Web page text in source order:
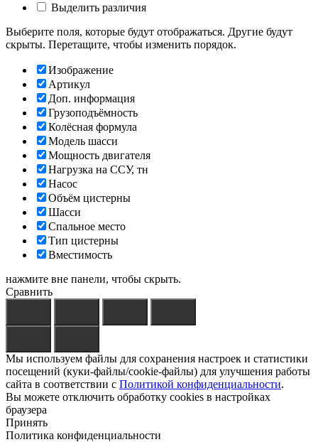
Выделить различия
Выберите поля, которые будут отображаться. Другие будут
скрыты. Перетащите, чтобы изменить порядок.
Изображение
Артикул
Доп. информация
Грузоподъёмность
Колёсная формула
Модель шасси
Мощность двигателя
Нагрузка на ССУ, тн
Насос
Объём цистерны
Шасси
Спальное место
Тип цистерны
Вместимость
нажмите вне панели, чтобы скрыть.
Сравнить
Мы используем файлы для сохранения настроек и статистики
посещений (куки-файлы/cookie-файлы) для улучшения работы
сайта в соответствии с Политикой конфиденциальности.
Вы можете отключить обработку cookies в настройках
браузера
Принять
Политика конфиденциальности